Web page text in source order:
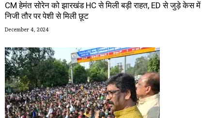
CM हेमंत सोरेन को झारखंड HC से मिली बड़ी राहत, ED से जुड़े केस में
निजी तौर पर पेशी से मिली छूट
December 4, 2024